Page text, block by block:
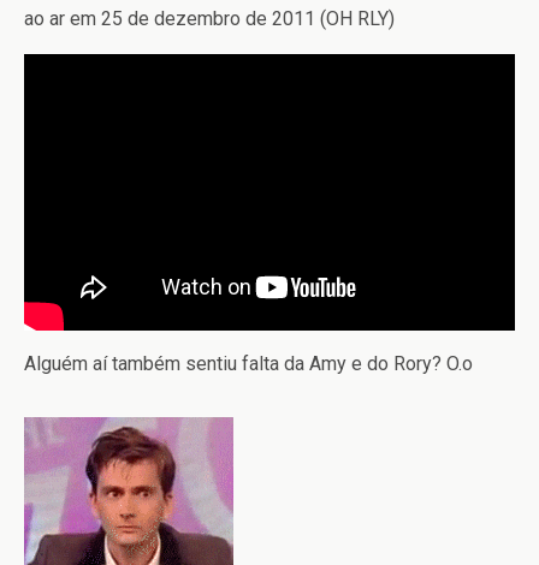
ao ar em 25 de dezembro de 2011 (OH RLY)
Alguém aí também sentiu falta da Amy e do Rory? O.o